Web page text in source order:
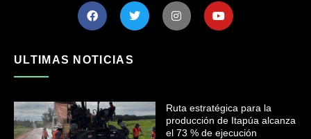
ULTIMAS NOTICIAS
Ruta estratégica para la
producción de Itapúa alcanza
el 73 % de ejecución